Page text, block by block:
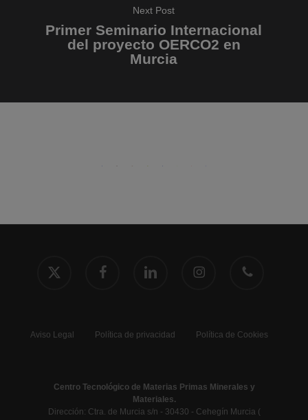
Next Post
Primer Seminario Internacional
del proyecto OERCO2 en
Murcia
twitter
Aviso Legal Política de privacidad Política de Cookies
Centro Tecnológico de Materias Primas Minerales y
Materiales.
Dirección: Ctra. de Murcia s/n - 30430 - Cehegín Murcia (